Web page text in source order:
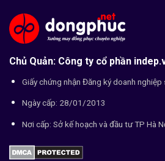
Chủ Quản: Công ty cổ phần
Giấy chứng nhận Đăng ký doanh
Ngày cấp: 28/01/2013
Nơi cấp: Sở kế hoạch và đầu tư TP Hà